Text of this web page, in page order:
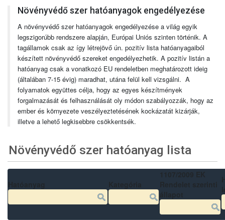
Növényvédő szer hatóanyagok engedélyezése
A növényvédő szer hatóanyagok engedélyezése a világ egyik
legszigorúbb rendszere alapján, Európai Uniós szinten történik. A
tagállamok csak az így létrejövő ún. pozitív lista hatóanyagaiból
készített növényvédő szereket engedélyezhetik. A pozitív listán a
hatóanyag csak a vonatkozó EU rendeletben meghatározott ideig
(általában 7-15 évig) maradhat, utána felül kell vizsgálni. A
folyamatok együttes célja, hogy az egyes készítmények
forgalmazását és felhasználását oly módon szabályozzák, hogy az
ember és környezete veszélyeztetésének kockázatát kizárják,
illetve a lehető legkisebbre csökkentsék.
Növényvédő szer hatóanyag lista